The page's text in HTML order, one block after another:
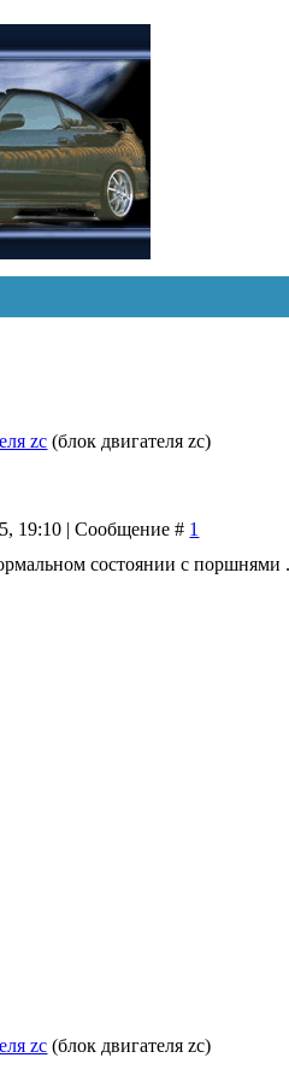
zc (блок двигателя zc)
19:10 | Сообщение # 1
состоянии с поршнями
zc (блок двигателя zc)